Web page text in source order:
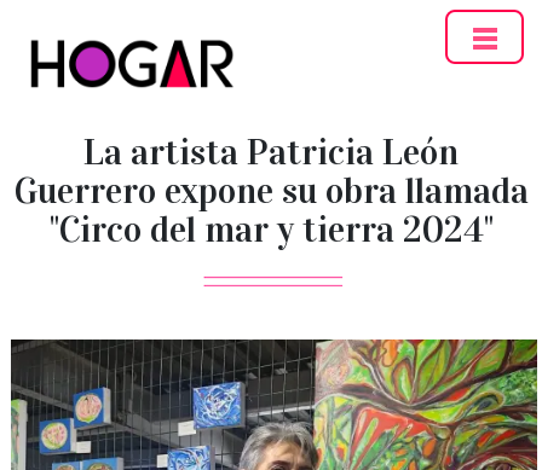
La artista Patricia León
Guerrero expone su obra llamada
"Circo del mar y tierra 2024"